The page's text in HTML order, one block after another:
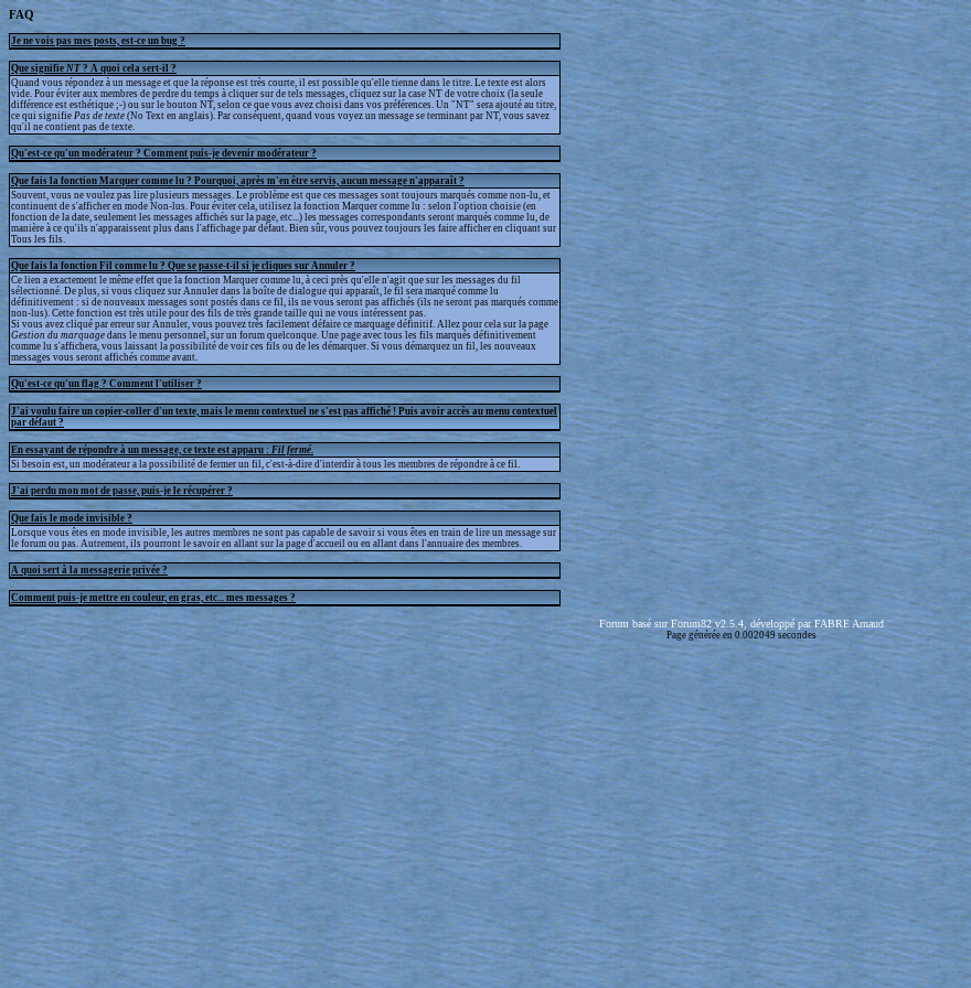
FAQ
Je ne vois pas mes posts, est-ce un bug ?
Que signifie NT ? A quoi cela sert-il ?
Quand vous répondez à un message et que la réponse est très courte, il est possible qu'elle tienne dans le titre. Le texte est alors
vide. Pour éviter aux membres de perdre du temps à cliquer sur de tels messages, cliquez sur la case NT de votre choix (la seule
différence est esthétique ;-) ou sur le bouton NT, selon ce que vous avez choisi dans vos préférences. Un "NT" sera ajouté au titre,
ce qui signifie Pas de texte (No Text en anglais). Par conséquent, quand vous voyez un message se terminant par NT, vous savez
qu'il ne contient pas de texte.
Qu'est-ce qu'un modérateur ? Comment puis-je devenir modérateur ?
Que fais la fonction Marquer comme lu ? Pourquoi, après m'en être servis, aucun message n'apparaît ?
Souvent, vous ne voulez pas lire plusieurs messages. Le problème est que ces messages sont toujours marqués comme non-lu, et
continuent de s'afficher en mode Non-lus. Pour éviter cela, utilisez la fonction Marquer comme lu : selon l'option choisie (en
fonction de la date, seulement les messages affichés sur la page, etc...) les messages correspondants seront marqués comme lu, de
manière à ce qu'ils n'apparaissent plus dans l'affichage par défaut. Bien sûr, vous pouvez toujours les faire afficher en cliquant sur
Tous les fils.
Que fais la fonction Fil comme lu ? Que se passe-t-il si je cliques sur Annuler ?
Ce lien a exactement le même effet que la fonction Marquer comme lu, à ceci près qu'elle n'agit que sur les messages du fil
sélectionné. De plus, si vous cliquez sur Annuler dans la boîte de dialogue qui apparaît, le fil sera marqué comme lu
définitivement : si de nouveaux messages sont postés dans ce fil, ils ne vous seront pas affichés (ils ne seront pas marqués comme
non-lus). Cette fonction est très utile pour des fils de très grande taille qui ne vous intéressent pas.
Si vous avez cliqué par erreur sur Annuler, vous pouvez très facilement défaire ce marquage définitif. Allez pour cela sur la page
Gestion du marquage dans le menu personnel, sur un forum quelconque. Une page avec tous les fils marqués définitivement
comme lu s'affichera, vous laissant la possibilité de voir ces fils ou de les démarquer. Si vous démarquez un fil, les nouveaux
messages vous seront affichés comme avant.
Qu'est-ce qu'un flag ? Comment l'utiliser ?
J'ai voulu faire un copier-coller d'un texte, mais le menu contextuel ne s'est pas affiché ! Puis avoir accès au menu contextuel
par défaut ?
En essayant de répondre à un message, ce texte est apparu : Fil fermé
Si besoin est, un modérateur a la possibilité de fermer un fil, c'est-à-dire d'interdir à tous les membres de répondre à ce fil.
J'ai perdu mon mot de passe, puis-je le récupérer ?
Que fais le mode invisible ?
Lorsque vous êtes en mode invisible, les autres membres ne sont pas capable de savoir si vous êtes en train de lire un message sur
le forum ou pas. Autrement, ils pourront le savoir en allant sur la page d'accueil ou en allant dans l'annuaire des membres.
A quoi sert à la messagerie privée ?
Comment puis-je mettre en couleur, en gras, etc... mes messages ?
Forum basé sur Forum82 v2.5.4, développé par FABRE Arnaud
Page générée en 0.002049 secondes